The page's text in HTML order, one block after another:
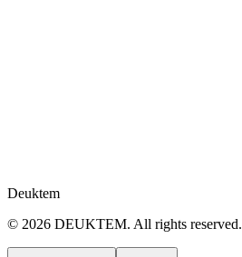
Deuktem
© 2026 DEUKTEM. All rights reserved.